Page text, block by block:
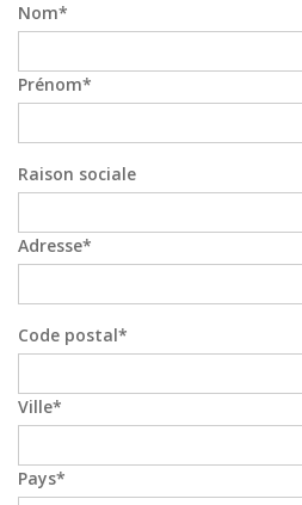
Nom
Prénom
Raison sociale
Adresse
Code postal
Ville
Pays